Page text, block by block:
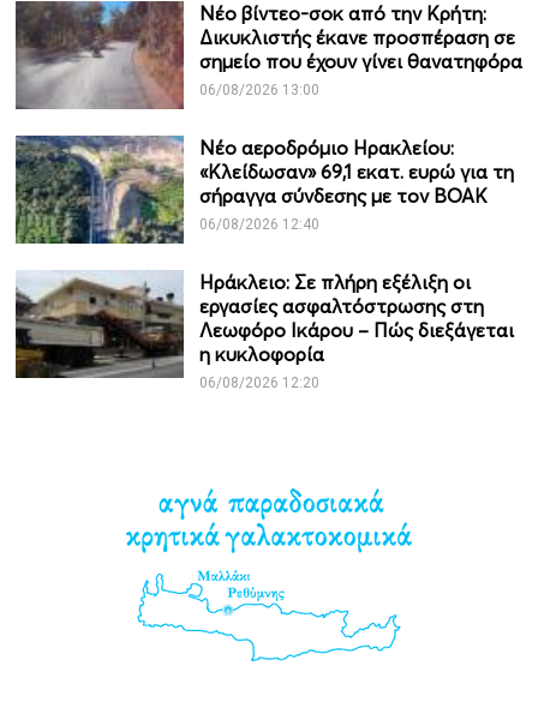
Νέο βίντεο-σοκ από την Κρήτη:
Δικυκλιστής έκανε προσπέραση σε
σημείο που έχουν γίνει θανατηφόρα
06/08/2026 13:00
Νέο αεροδρόμιο Ηρακλείου:
«Κλείδωσαν» 69,1 εκατ. ευρώ για τη
σήραγγα σύνδεσης με τον ΒΟΑΚ
06/08/2026 12:40
Ηράκλειο: Σε πλήρη εξέλιξη οι
εργασίες ασφαλτόστρωσης στη
Λεωφόρο Ικάρου – Πώς διεξάγεται
η κυκλοφορία
06/08/2026 12:20